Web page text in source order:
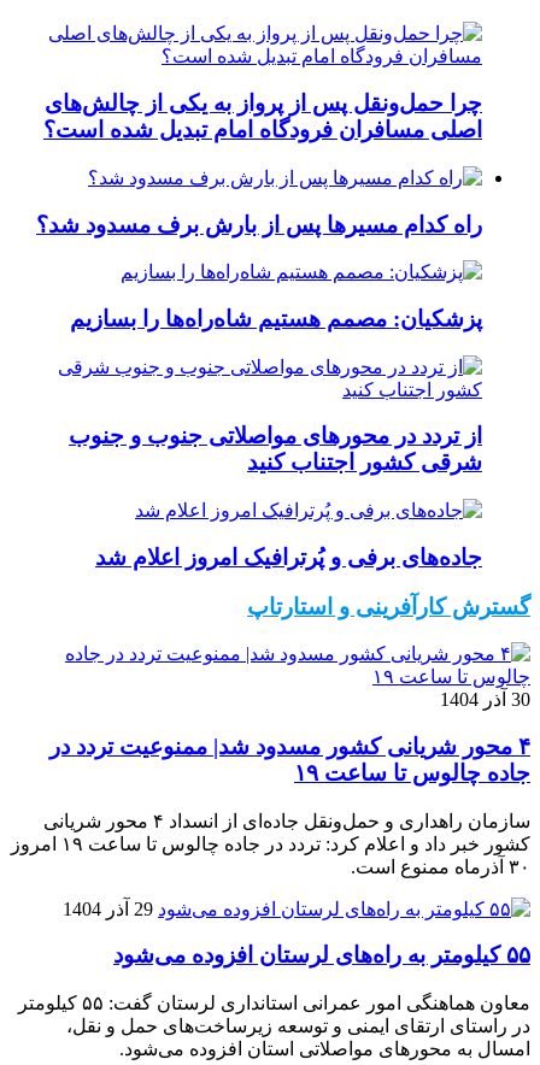
چرا حمل‌ونقل پس از پرواز به یکی از چالش‌های
اصلی مسافران فرودگاه امام تبدیل شده است؟
راه کدام مسیرها پس از بارش برف مسدود شد؟
پزشکیان: مصمم هستیم شاه‌راه‌ها را بسازیم
از تردد در محورهای مواصلاتی جنوب و جنوب
شرقی کشور اجتناب کنید
جاده‌های برفی و پُرترافیک امروز اعلام شد
گسترش کارآفرینی و استارتاپ
30 آذر 1404
۴ محور شریانی کشور مسدود شد| ممنوعیت تردد در
جاده چالوس تا ساعت ۱۹
سازمان راهداری و حمل‌ونقل جاده‌ای از انسداد ۴ محور شریانی
کشور خبر داد و اعلام کرد: تردد در جاده چالوس تا ساعت ۱۹ امروز
۳۰ آذرماه ممنوع است.
29 آذر 1404
۵۵ کیلومتر به راه‌های لرستان افزوده می‌شود
معاون هماهنگی امور عمرانی استانداری لرستان گفت: ۵۵ کیلومتر
در راستای ارتقای ایمنی و توسعه زیرساخت‌های حمل و نقل،
امسال به محورهای مواصلاتی استان افزوده می‌شود.